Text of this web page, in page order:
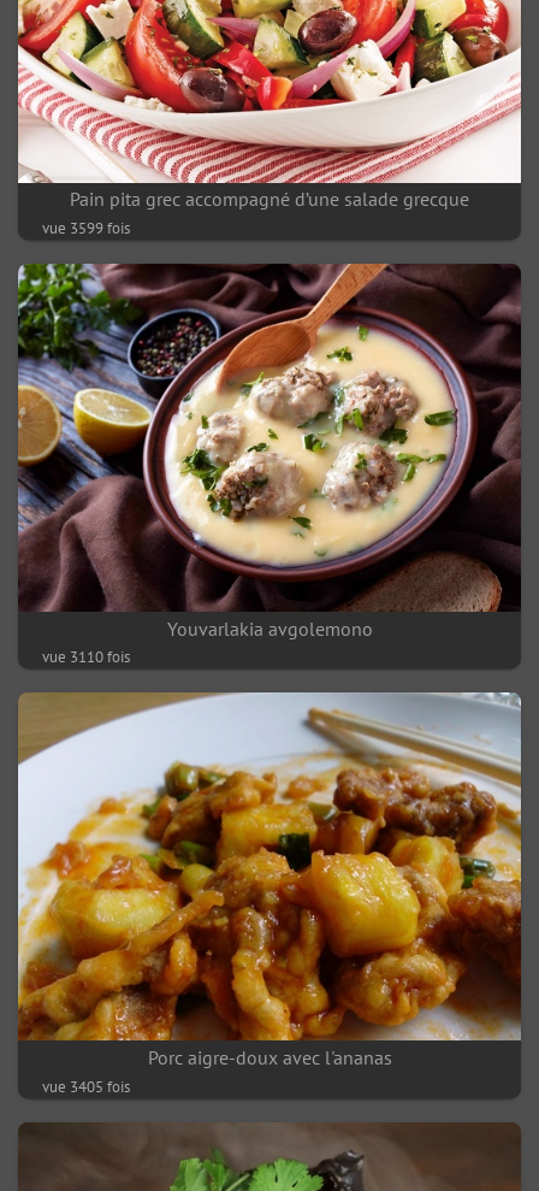
Pain pita grec accompagné d’une salade grecque
vue 3599 fois
Youvarlakia avgolemono
vue 3110 fois
Porc aigre-doux avec l'ananas
vue 3405 fois